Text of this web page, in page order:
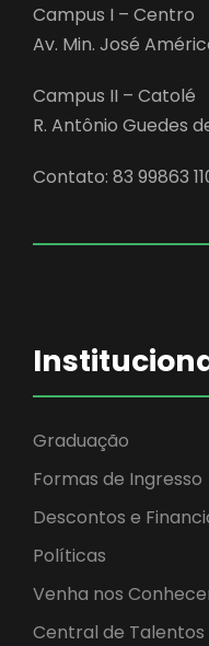
Campus I – Centro
Av. Min. José
Campus II – Catolé
R. Antônio Guedes
Contato: 83 99863
Graduação
Formas de Ingresso
Descontos e
Políticas
Venha nos
Central de Talentos